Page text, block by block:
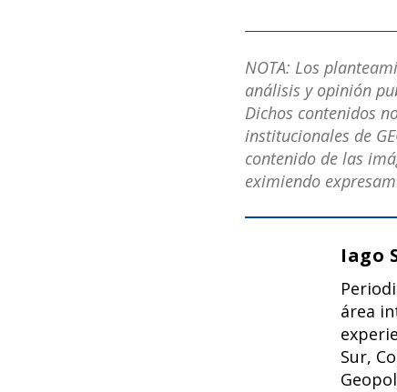
NOTA: Los
análisis y opinión
Dichos contenidos
institucionales de
contenido de las
eximiendo
Iago
área
Sur,